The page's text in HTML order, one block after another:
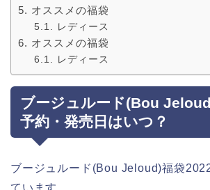
オススメの福袋
レディース
オススメの福袋
レディース
ブージュルード(Bou
予約・発売日はいつ？
ブージュルード(Bou Jeloud)福袋
ています。